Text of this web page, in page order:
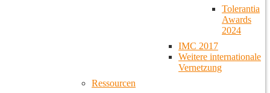
Tolerantia
Awards
2024
IMC 2017
Weitere internationale
Vernetzung
Ressourcen